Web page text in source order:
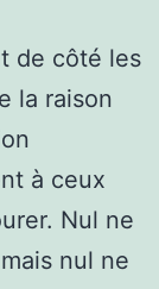
de côté les
la raison
à ceux
Nul ne
nul ne